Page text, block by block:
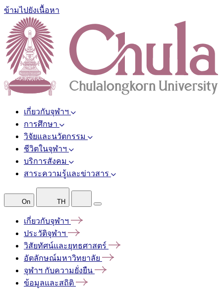
ข้ามไปยังเนื้อหา
เกี่ยวกับจุฬาฯ
การศึกษา
วิจัยและนวัตกรรม
ชีวิตในจุฬาฯ
บริการสังคม
สาระความรู้และข่าวสาร
On TH
เกี่ยวกับจุฬาฯ
ประวัติจุฬาฯ
วิสัยทัศน์และยุทธศาสตร์
อัตลักษณ์มหาวิทยาลัย
จุฬาฯ กับความยั่งยืน
ข้อมูลและสถิติ